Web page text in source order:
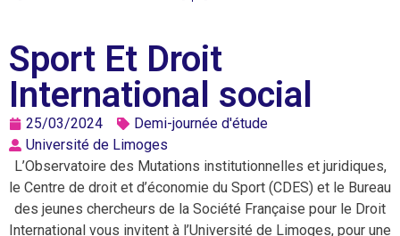
Sport Et Droit
International social
25/03/2024
Demi-journée d'étude
Université de Limoges
L’Observatoire des Mutations institutionnelles et juridiques,
le Centre de droit et d’économie du Sport (CDES) et le Bureau
des jeunes chercheurs de la Société Française pour le Droit
International vous invitent à l’Université de Limoges, pour une